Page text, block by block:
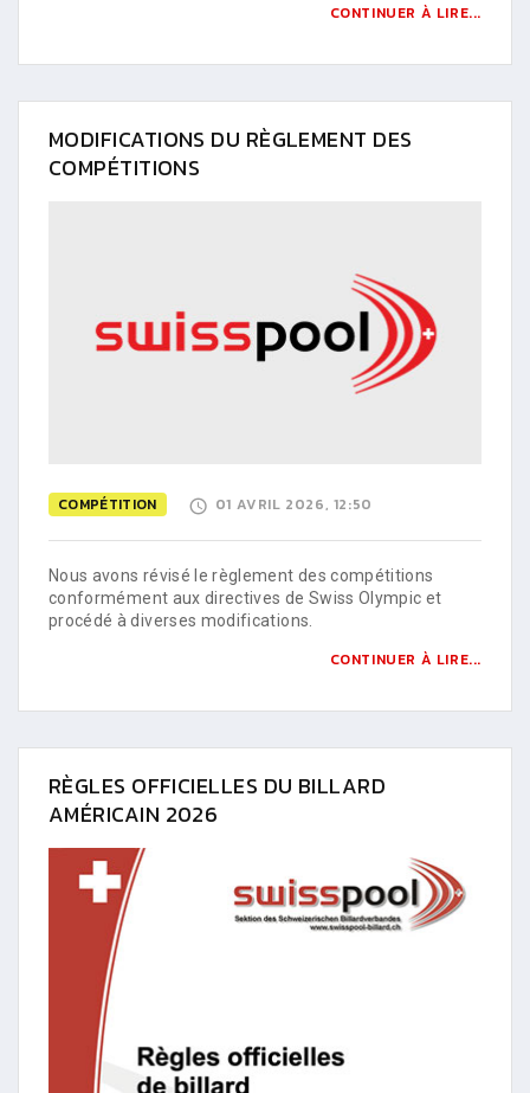
CONTINUER À LIRE...
MODIFICATIONS DU RÈGLEMENT DES
COMPÉTITIONS
COMPÉTITION 01 AVRIL 2026, 12:50
Nous avons révisé le règlement des compétitions
conformément aux directives de Swiss Olympic et
procédé à diverses modifications.
CONTINUER À LIRE...
RÈGLES OFFICIELLES DU BILLARD
AMÉRICAIN 2026